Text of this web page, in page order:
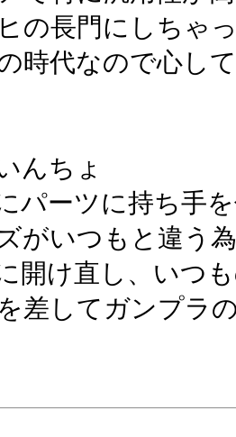
の長門にしちゃ
時代なので心し
んちょ
パーツに持ち手
がいつもと違う
開け直し、いつ
差してガンプラ